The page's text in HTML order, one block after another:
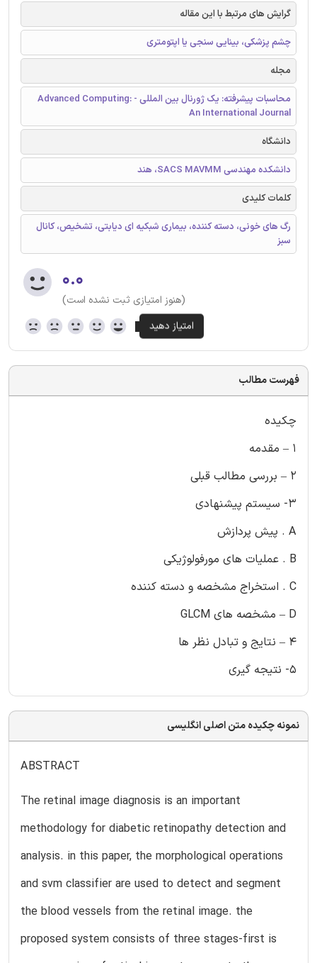
گرایش های مرتبط با این مقاله
چشم پزشکی، بینایی سنجی یا اپتومتری
مجله
محاسبات پیشرفته: یک ژورنال بین المللی - Advanced Computing:
An International Journal
دانشگاه
دانشکده مهندسی SACS MAVMM، هند
کلمات کلیدی
رگ های خونی، دسته کننده، بیماری شبکیه ای دیابتی، تشخیص، کانال
سبز
۰.۰
(هنوز امتیازی ثبت نشده است)
فهرست مطالب
چکیده
1 – مقدمه
2 – بررسی مطالب قبلی
3- سیستم پیشنهادی
A . پیش پردازش
B . عملیات های مورفولوژیکی
C . استخراج مشخصه و دسته کننده
D – مشخصه های GLCM
4 – نتایج و تبادل نظر ها
5- نتیجه گیری
نمونه چکیده متن اصلی انگلیسی
ABSTRACT
The retinal image diagnosis is an important
methodology for diabetic retinopathy detection and
analysis. in this paper, the morphological operations
and svm classifier are used to detect and segment
the blood vessels from the retinal image. the
proposed system consists of three stages-first is